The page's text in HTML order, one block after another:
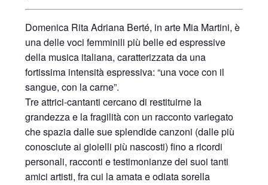
Domenica Rita Adriana Berté, in arte Mia Martini, è
una delle voci femminili più belle ed espressive
della musica italiana, caratterizzata da una
fortissima intensità espressiva: “una voce con il
sangue, con la carne”.
Tre attrici-cantanti cercano di restituirne la
grandezza e la fragilità con un racconto variegato
che spazia dalle sue splendide canzoni (dalle più
conosciute ai gioielli più nascosti) fino a ricordi
personali, racconti e testimonianze dei suoi tanti
amici artisti, fra cui la amata e odiata sorella